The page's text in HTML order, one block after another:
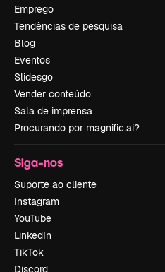
Emprego
Tendências de pesquisa
Blog
Eventos
Slidesgo
Vender conteúdo
Sala de imprensa
Procurando por magnific.ai?
Siga-nos
Suporte ao cliente
Instagram
YouTube
LinkedIn
TikTok
Discord